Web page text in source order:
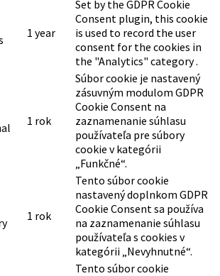
Tento súbor cookie
nastavuje služba Google
recaptcha na identifikáciu
robotov na ochranu
webovej stránky pred
škodlivými spamovými
útokmi.
Tento súbor cookie
nastavený doplnkom GDPR
Cookie Consent sa používa
na zaznamenanie súhlasu
používateľa s cookies v
kategórii „Reklamné“.
Set by the GDPR Cookie
Consent plugin, this cookie
is used to record the user
consent for the cookies in
the "Analytics" category .